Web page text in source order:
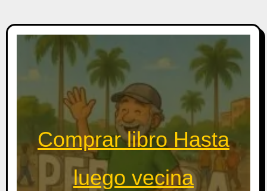
Comprar libro Hasta
luego vecina